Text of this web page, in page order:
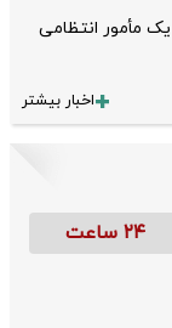
یک مأمور انتظامی
اخبار بیشتر
۲۴ ساعت